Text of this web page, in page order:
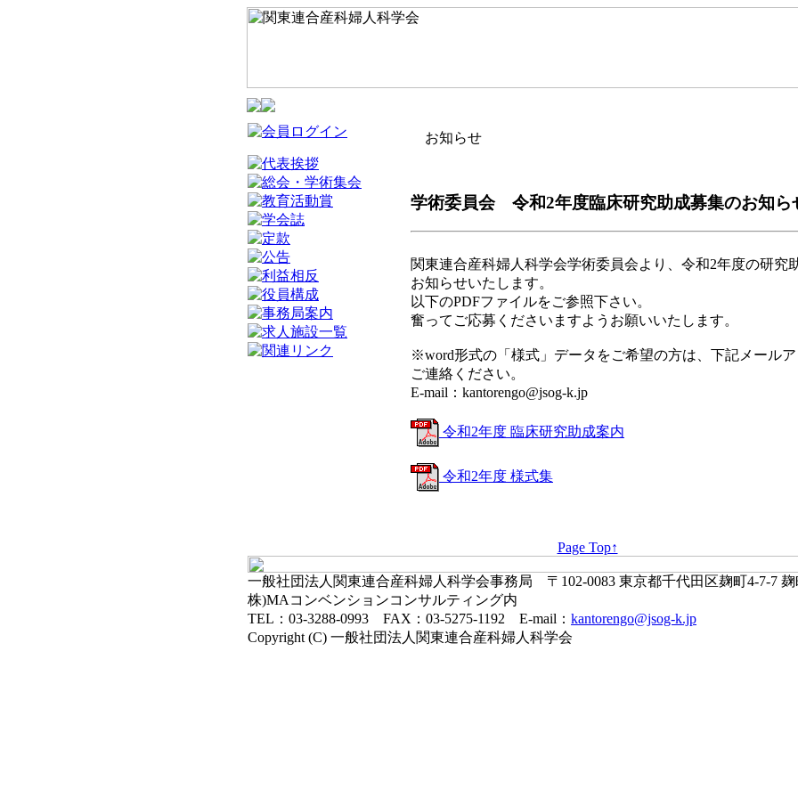
お知らせ
学術委員会 令和2年度臨床研究助成募集のお知
関東連合産科婦人科学会学術委員会より、令和2年度の研究
お知らせいたします。
以下のPDFファイルをご参照下さい。
奮ってご応募くださいますようお願いいたします。
※word形式の「様式」データをご希望の方は、下記メール
ご連絡ください。
E-mail：kantorengo@jsog-k.jp
令和2年度 臨床研究助成案内
令和2年度 様式集
Page Top↑
一般社団法人関東連合産科婦人科学会事務局 〒102-0083 東京都千代田区麹町4-7-7
株)MAコンベンションコンサルティング内
TEL：03-3288-0993 FAX：03-5275-1192 E-mail： kantorengo@jsog-k.jp
Copyright (C) 一般社団法人関東連合産科婦人科学会